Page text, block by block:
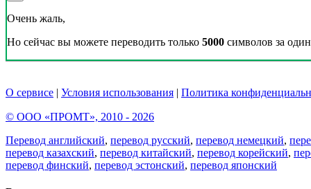
Очень жаль,
Но сейчас вы можете переводить только 5000 символов за
О сервисе | Условия использования | Политика
© ООО «ПРОМТ», 2010 - 2026
Перевод английский, перевод русский, перевод немецкий,
перевод казахский, перевод китайский, перевод корейский,
перевод финский, перевод эстонский, перевод японский